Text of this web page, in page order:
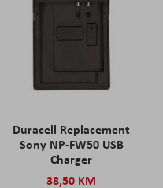
Duracell Replacement
Sony NP-FW50 USB
Charger
38,50 KM